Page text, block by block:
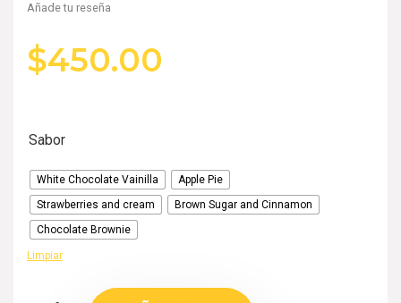
Añade tu reseña
$450.00
Sabor
White Chocolate Vainilla
Apple Pie
Strawberries and cream
Brown Sugar and Cinnamon
Chocolate Brownie
Limpiar